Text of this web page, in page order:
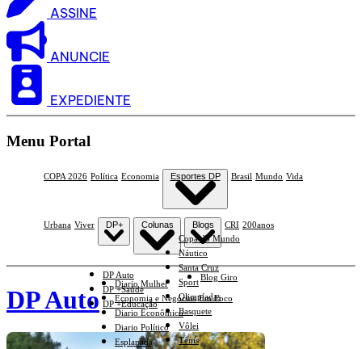
ASSINE
ANUNCIE
EXPEDIENTE
Menu Portal
COPA 2026 Política Economia Esportes DP
Copa do Mundo
Náutico
Santa Cruz
Sport
Olimpíadas
Basquete
Vôlei
Tênis
Brasil Mundo Vida
Urbana Viver DP+
DP Auto
DP +Saúde
DP +Educação
Colunas
Diario Mulher
Economia e Negócios Em Foco
Diario Econômico
Diario Político
Esplanada
Blogs
Blog Giro
CRI 200anos
DP Auto